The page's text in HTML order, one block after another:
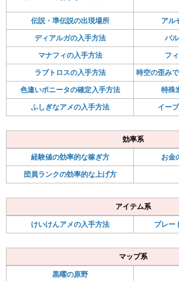
伝説・準伝説の出現場所
アル
ディアルガの入手方法
パ
マナフィの入手方法
フ
ラブトロスの入手方法
時空の歪み
色違いポニータの確定入手方法
特殊
ふしぎなアメの入手方法
イー
効率系
経験値の効率的な稼ぎ方
お金
団員ランクの効率的な上げ方
アイテム系
けいけんアメの入手方法
プレー
マップ系
黒曜の原野